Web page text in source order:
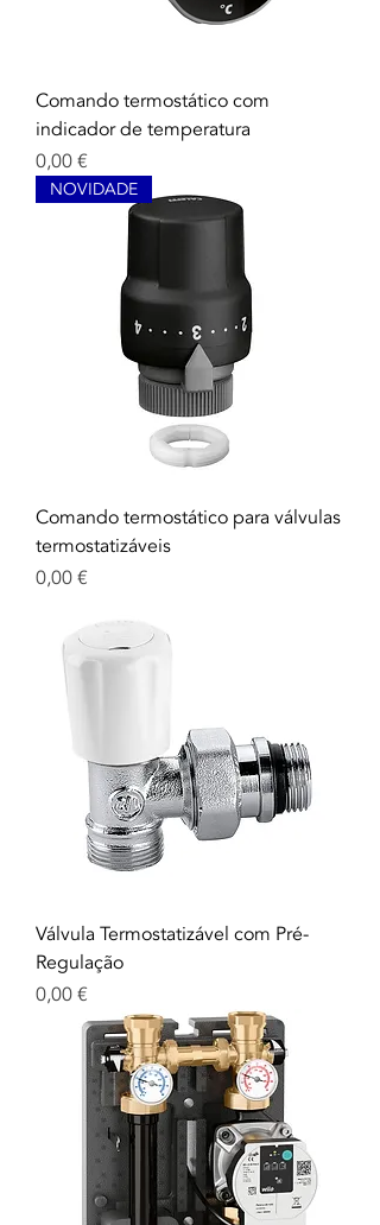
Comando termostático com
indicador de temperatura
Prix
0,00 €
NOVIDADE
Comando termostático para válvulas
termostatizáveis
Prix
0,00 €
Válvula Termostatizável com Pré-
Regulação
Prix
0,00 €